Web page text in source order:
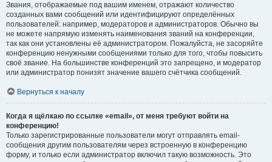
Звания, отображаемые под вашим именем, отражают количество
созданных вами сообщений или идентифицируют определённых
пользователей: например, модераторов и администраторов. Обычно вы
не можете напрямую изменять наименования званий на конференции,
так как они установлены её администратором. Пожалуйста, не засоряйте
конференцию ненужными сообщениями только для того, чтобы повысить
своё звание. На большинстве конференций это запрещено, и модератор
или администратор понизят значение вашего счётчика сообщений.
Вернуться к началу
Когда я щёлкаю по ссылке «email», от меня требуют войти на
конференцию!
Только зарегистрированные пользователи могут отправлять email-
сообщения другим пользователям через встроенную в конференцию
форму, и только если администратор включил такую возможность. Это